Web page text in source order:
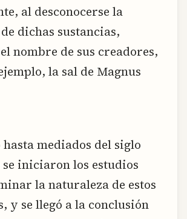
al desconocerse la
dichas sustancias,
nombre de sus creadores,
la sal de Magnus
hasta mediados del siglo
iniciaron los estudios
la naturaleza de estos
y se llegó a la conclusión